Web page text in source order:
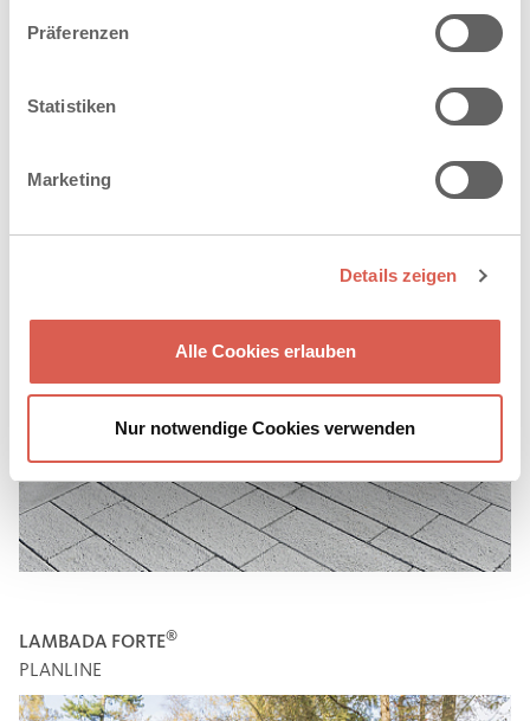
Präferenzen
Statistiken
Marketing
Details zeigen
Alle Cookies erlauben
Nur notwendige Cookies verwenden
IM WILDEN REIHENVERBAND
LAMBADA FORTE®
PLANLINE